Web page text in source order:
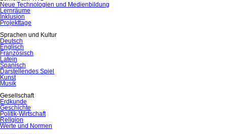
Neue Technologien und Medienbildung
Lernräume
Inklusion
Projekttage
Sprachen und Kultur
Deutsch
Englisch
Französisch
Latein
Spanisch
Darstellendes Spiel
Kunst
Musik
Gesellschaft
Erdkunde
Geschichte
Politik-Wirtschaft
Religion
Werte und Normen